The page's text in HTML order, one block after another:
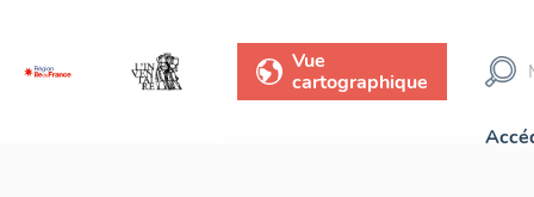
Vue
cartographique